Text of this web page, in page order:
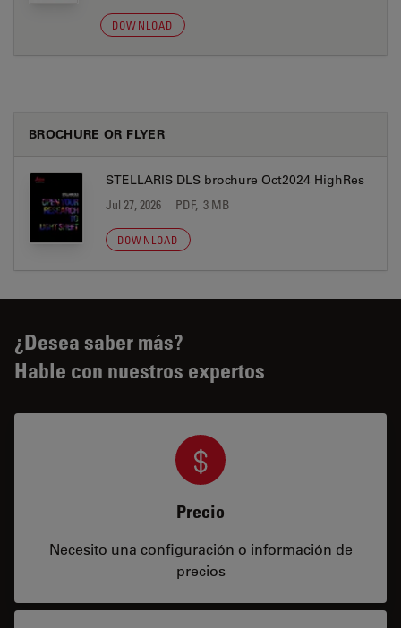
DOWNLOAD
BROCHURE OR FLYER
STELLARIS DLS brochure Oct2024 HighRes
Jul 27, 2026 PDF, 3 MB
DOWNLOAD
¿Desea saber más?
Hable con nuestros expertos
Precio
Necesito una configuración o información de
precios